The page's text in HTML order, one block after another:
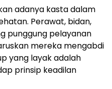
adanya kasta dalam
Perawat, bidan,
punggung pelayanan
mereka mengabdi
yang layak adalah
prinsip keadilan